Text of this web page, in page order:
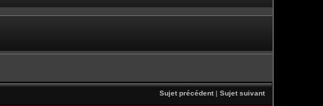
Sujet précédent| Sujet suivant